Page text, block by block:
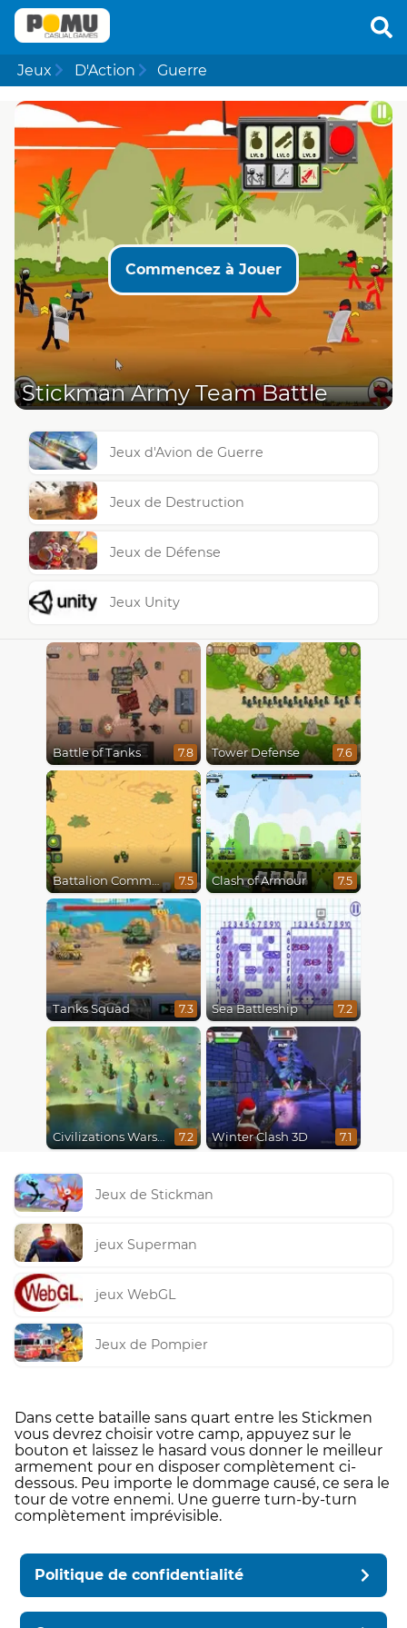
Jeux D'Action Guerre
Commencez à Jouer
Stickman Army Team Battle
Jeux d'Avion de Guerre
Jeux de Destruction
Jeux de Défense
Jeux Unity
Battle of Tanks 7.8 Tower Defense 7.6
Battalion Commander 7.5 Clash of Armour 7.5
Tanks Squad 7.3 Sea Battleship 7.2
Civilizations Wars Master Edition 7.2 Winter Clash 3D 7.1
Jeux de Stickman
jeux Superman
jeux WebGL
Jeux de Pompier
Dans cette bataille sans quart entre les Stickmen
vous devrez choisir votre camp, appuyez sur le
bouton et laissez le hasard vous donner le meilleur
armement pour en disposer complètement ci-
dessous. Peu importe le dommage causé, ce sera le
tour de votre ennemi. Une guerre turn-by-turn
complètement imprévisible.
Politique de confidentialité